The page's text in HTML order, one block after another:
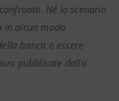
Né lo scenario
in alcun modo
banca o essere
pubblicate dalla